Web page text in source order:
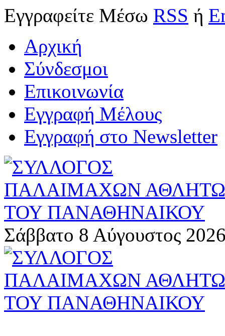
Εγγραφείτε Μέσω RSS ή
Αρχική
Σύνδεσμοι
Επικοινωνία
Εγγραφή Μέλους
Εγγραφή στο Newsletter
Σάββατο 8 Αύγουστος